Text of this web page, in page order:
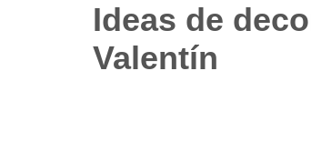
Ideas de
Valentín